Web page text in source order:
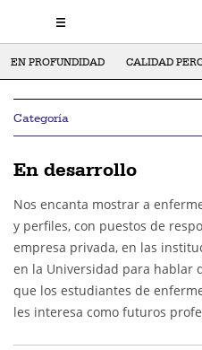
EN PROFUNDIDAD CALIDAD
Categoría
En desarrollo
Nos encanta mostrar a
y perfiles, con puestos de
empresa privada, en las
en la Universidad para hablar
que los estudiantes de
les interesa como futuros